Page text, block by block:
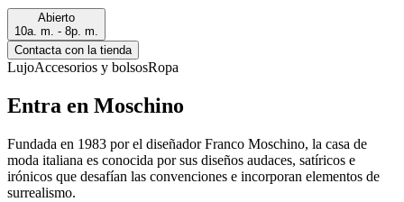
Abierto
10a. m. - 8p. m.
Contacta con la tienda
LujoAccesorios y bolsosRopa
Entra en Moschino
Fundada en 1983 por el diseñador Franco Moschino, la casa de
moda italiana es conocida por sus diseños audaces, satíricos e
irónicos que desafían las convenciones e incorporan elementos de
surrealismo.